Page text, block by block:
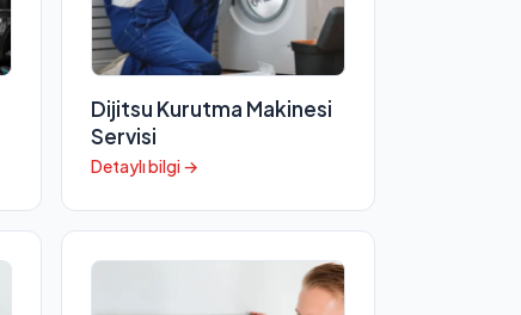
Dijitsu Kurutma Makinesi
Servisi
Detaylı bilgi →